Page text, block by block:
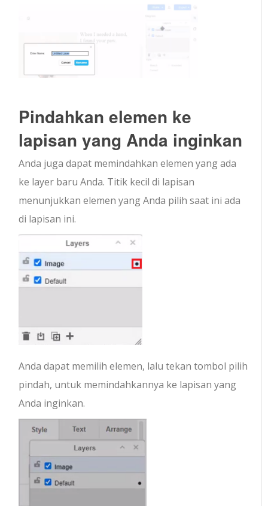
Pindahkan elemen ke
lapisan yang Anda inginkan
Anda juga dapat memindahkan elemen yang ada
ke layer baru Anda. Titik kecil di lapisan
menunjukkan elemen yang Anda pilih saat ini ada
di lapisan ini.
Anda dapat memilih elemen, lalu tekan tombol pilih
pindah, untuk memindahkannya ke lapisan yang
Anda inginkan.